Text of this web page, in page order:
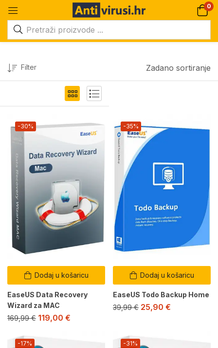
0
Filter Zadano sortiranje
Dodaj u košaricu
-30%
EaseUS Data Recovery
Wizard za MAC
169,99€ 119,00 €
Dodaj u košaricu
-35%
EaseUS Todo Backup Home
39,99€ 25,90 €
-17% -31%